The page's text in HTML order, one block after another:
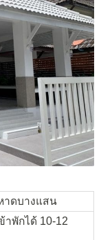
าดบางแสน
าพักได้ 10-12